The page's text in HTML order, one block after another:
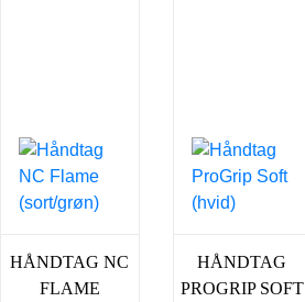
HÅNDTAG NC
FLAME
HÅNDTAG
PROGRIP SOFT